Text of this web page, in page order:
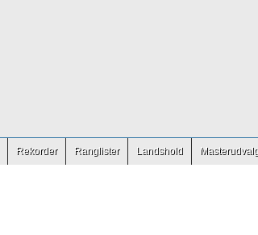
Rekorder Ranglister Landshold